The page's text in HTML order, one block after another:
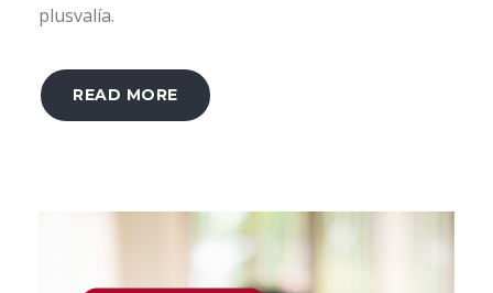
plusvalía.
READ MORE